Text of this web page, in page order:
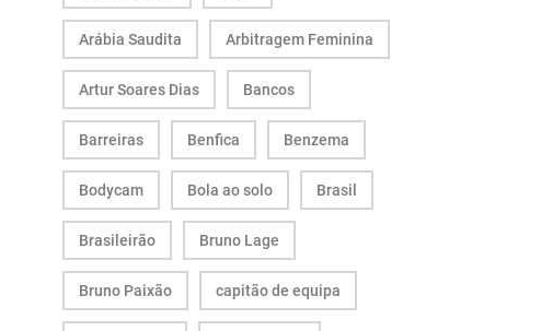
Arábia Saudita Arbitragem Feminina
Artur Soares Dias Bancos
Barreiras Benfica Benzema
Bodycam Bola ao solo Brasil
Brasileirão Bruno Lage
Bruno Paixão capitão de equipa